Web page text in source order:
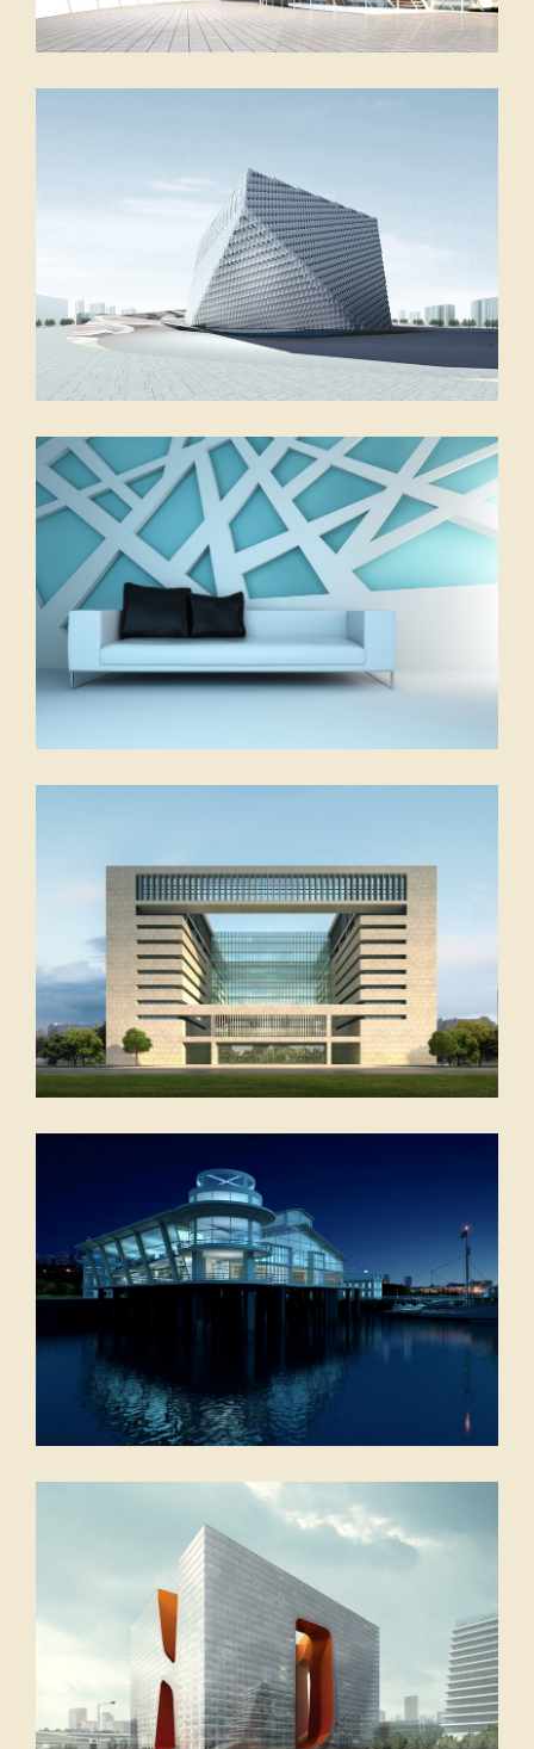
Elsen
Bielefeld
Lippstadt
Detmold
Marienloh